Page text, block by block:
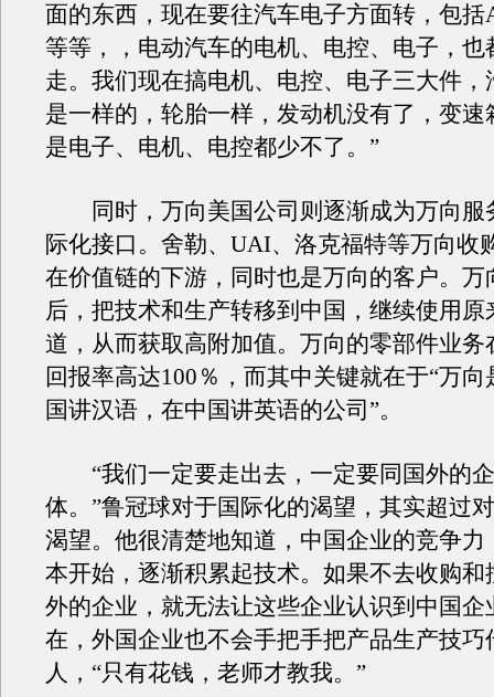
面的东西，现在要往汽车电子方面转，包括
等等，，电动汽车的电机、电控、电子，也
走。我们现在搞电机、电控、电子三大件，
是一样的，轮胎一样，发动机没有了，变速
是电子、电机、电控都少不了。”
同时，万向美国公司则逐渐成为万向服
际化接口。舍勒、UAI、洛克福特等万向收
在价值链的下游，同时也是万向的客户。万
后，把技术和生产转移到中国，继续使用原
道，从而获取高附加值。万向的零部件业务
回报率高达100％，而其中关键就在于“万
国讲汉语，在中国讲英语的公司”。
“我们一定要走出去，一定要同国外的
体。”鲁冠球对于国际化的渴望，其实超过
渴望。他很清楚地知道，中国企业的竞争力
本开始，逐渐积累起技术。如果不去收购和
外的企业，就无法让这些企业认识到中国企
在，外国企业也不会手把手把产品生产技巧
人，“只有花钱，老师才教我。”